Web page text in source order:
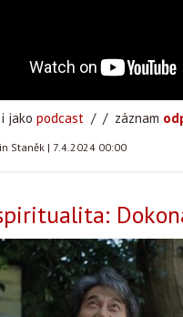
jako podcast / / záznam
Staněk | 7.4.2024 00:00